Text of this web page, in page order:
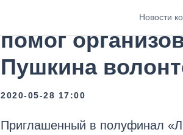
Новости
Проект
помог
Пушкина
2020-05-28 17:00
Приглашенный в полуфинал